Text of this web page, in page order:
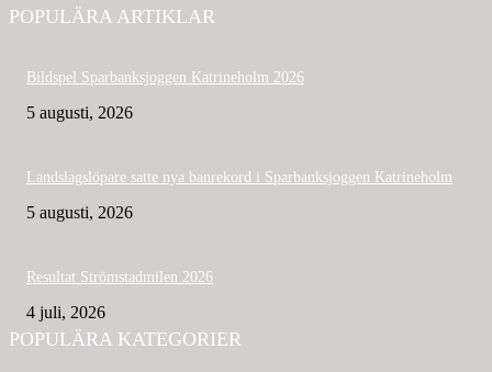
POPULÄRA ARTIKLAR
Bildspel Sparbanksjoggen Katrineholm 2026
5 augusti, 2026
Landslagslöpare satte nya banrekord i Sparbanksjoggen Katrineholm
5 augusti, 2026
Resultat Strömstadmilen 2026
4 juli, 2026
POPULÄRA KATEGORIER